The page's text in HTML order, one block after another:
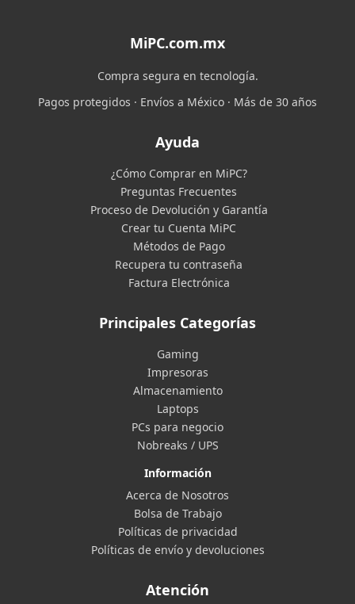
MiPC.com.mx
Compra segura en tecnología.
Pagos protegidos · Envíos a México · Más de 30 años
Ayuda
¿Cómo Comprar en MiPC?
Preguntas Frecuentes
Proceso de Devolución y Garantía
Crear tu Cuenta MiPC
Métodos de Pago
Recupera tu contraseña
Factura Electrónica
Principales Categorías
Gaming
Impresoras
Almacenamiento
Laptops
PCs para negocio
Nobreaks / UPS
Información
Acerca de Nosotros
Bolsa de Trabajo
Políticas de privacidad
Políticas de envío y devoluciones
Atención